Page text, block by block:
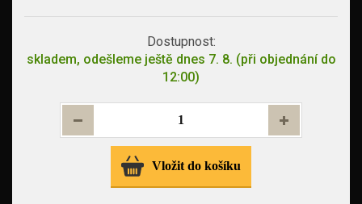
Dostupnost:
skladem, odešleme ještě dnes 7. 8. (při objednání do
12:00)
Vložit do košíku